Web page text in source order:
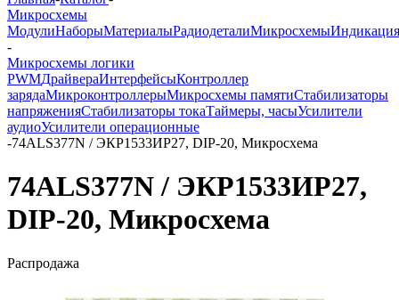
Микросхемы
МодулиНаборыМатериалыРадиодеталиМикросхемыИндикация
-
Микросхемы логики
PWMДрайвераИнтерфейсыКонтроллер
зарядаМикроконтроллерыМикросхемы памятиСтабилизаторы
напряженияСтабилизаторы токаТаймеры, часыУсилители
аудиоУсилители операционные
-74ALS377N / ЭКР1533ИР27, DIP-20, Микросхема
74ALS377N / ЭКР1533ИР27,
DIP-20, Микросхема
Распродажа